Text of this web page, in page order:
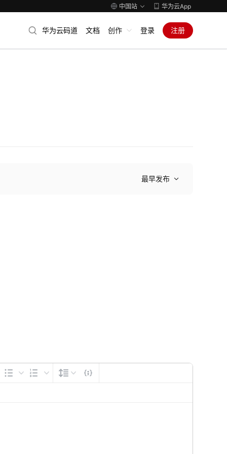
中国站 华为云App
华为云码道 文档 创作 登录 注册
最早发布